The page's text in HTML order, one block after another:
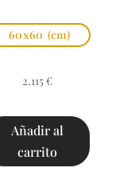
60x60 (cm)
2.115 €
Añadir al
carrito